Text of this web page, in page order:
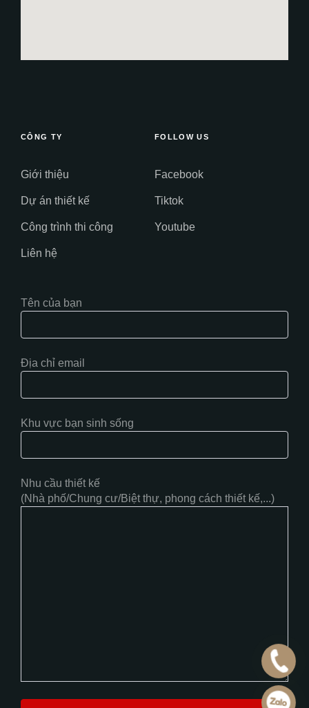
CÔNG TY
Giới thiệu
Dự án thiết kế
Công trình thi công
Liên hệ
FOLLOW US
Facebook
Tiktok
Youtube
Tên của bạn
Địa chỉ email
Khu vực bạn sinh sống
Nhu cầu thiết kế
(Nhà phố/Chung cư/Biệt thự, phong cách thiết kế,...)